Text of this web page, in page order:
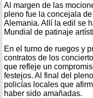
Al margen de las
pleno fue la concejala
Alemania. Allí la edil se
Mundial de patinaje
En el turno de ruegos y
contratos de los
que refleje un
festejos. Al final del
policías locales que
haber sido amañadas.